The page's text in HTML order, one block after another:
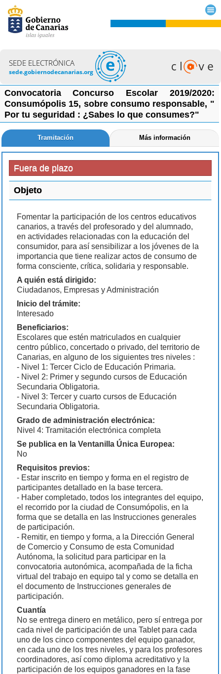
SEDE ELECTRÓNICA
sede.gobiernodecanarias.org
Convocatoria Concurso Escolar 2019/2020:
Consumópolis 15, sobre consumo responsable, "
Por tu seguridad : ¿Sabes lo que consumes?"
Tramitación Más información
Fuera de plazo
Objeto
Fomentar la participación de los centros educativos
canarios, a través del profesorado y del alumnado,
en actividades relacionadas con la educación del
consumidor, para así sensibilizar a los jóvenes de la
importancia que tiene realizar actos de consumo de
forma consciente, crítica, solidaria y responsable.
A quién está dirigido:
Ciudadanos, Empresas y Administración
Inicio del trámite:
Interesado
Beneficiarios:
Escolares que estén matriculados en cualquier
centro público, concertado o privado, del territorio de
Canarias, en alguno de los siguientes tres niveles :
- Nivel 1: Tercer Ciclo de Educación Primaria.
- Nivel 2: Primer y segundo cursos de Educación
Secundaria Obligatoria.
- Nivel 3: Tercer y cuarto cursos de Educación
Secundaria Obligatoria.
Grado de administración electrónica:
Nivel 4: Tramitación electrónica completa
Se publica en la Ventanilla Única Europea:
No
Requisitos previos:
- Estar inscrito en tiempo y forma en el registro de
participantes detallado en la base tercera.
- Haber completado, todos los integrantes del equipo,
el recorrido por la ciudad de Consumópolis, en la
forma que se detalla en las Instrucciones generales
de participación.
- Remitir, en tiempo y forma, a la Dirección General
de Comercio y Consumo de esta Comunidad
Autónoma, la solicitud para participar en la
convocatoria autonómica, acompañada de la ficha
virtual del trabajo en equipo tal y como se detalla en
el documento de Instrucciones generales de
participación.
Cuantía
No se entrega dinero en metálico, pero sí entrega por
cada nivel de participación de una Tablet para cada
uno de los cinco componentes del equipo ganador,
en cada uno de los tres niveles, y para los profesores
coordinadores, así como diploma acreditativo y la
participación de los equipos ganadores en la fase